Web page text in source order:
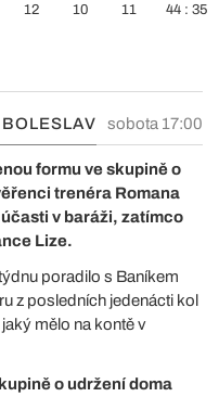
12 10 11 44 : 35
sobota 17:00
formu ve skupině o
trenéra Romana
v baráži, zatímco
Lize.
poradilo s Baníkem
z posledních jedenácti kol
mělo na kontě v
o udržení doma